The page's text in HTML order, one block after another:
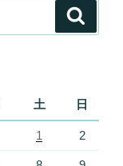
土 日
1 2